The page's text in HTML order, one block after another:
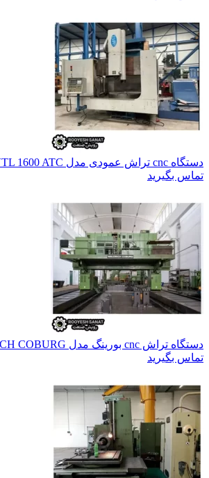
دستگاه cnc تراش عمودی مدل VTL 1600 ATC
تماس بگیرید
دستگاه تراش cnc بورینگ مدل WALDRICH COBURG
تماس بگیرید